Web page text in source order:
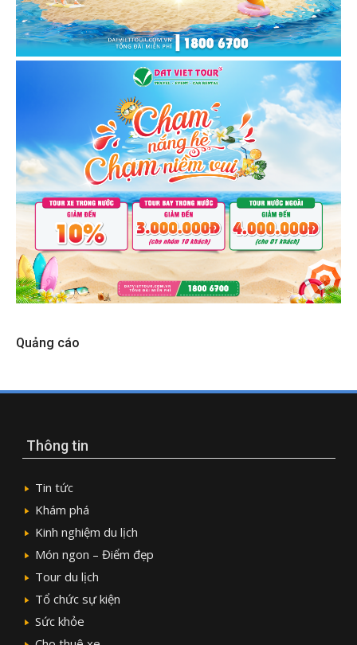
Quảng cáo
Thông tin
Tin tức
Khám phá
Kinh nghiệm du lịch
Món ngon – Điểm đẹp
Tour du lịch
Tổ chức sự kiện
Sức khỏe